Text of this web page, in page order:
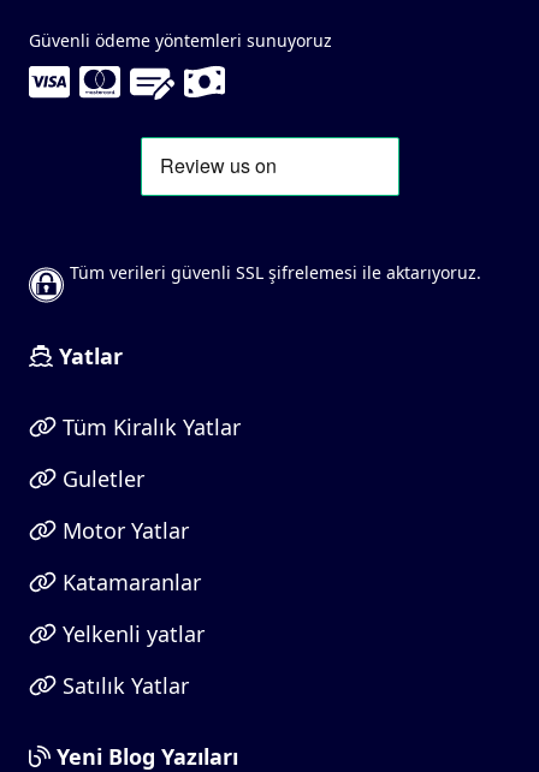
Güvenli ödeme yöntemleri sunuyoruz
Tüm verileri güvenli SSL şifrelemesi ile aktarıyoruz.
Yatlar
Tüm Kiralık Yatlar
Guletler
Motor Yatlar
Katamaranlar
Yelkenli yatlar
Satılık Yatlar
Yeni Blog Yazıları